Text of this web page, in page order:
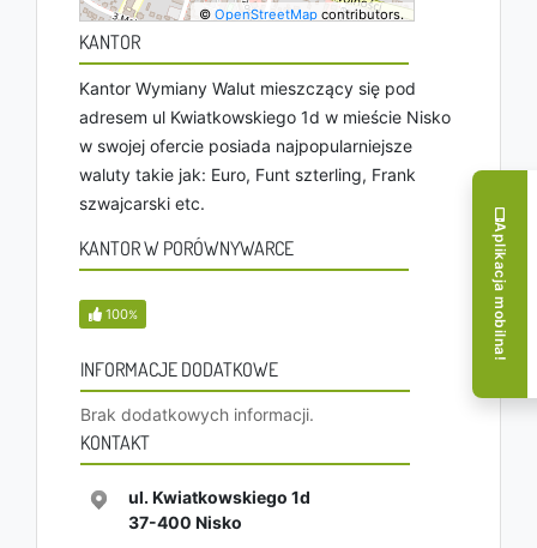
©OpenStreetMap contributors.
KANTOR
Kantor Wymiany Walut mieszczący się pod
adresem ul Kwiatkowskiego 1d w mieście Nisko
w swojej ofercie posiada najpopularniejsze
waluty takie jak: Euro, Funt szterling, Frank
szwajcarski etc.
KANTOR W PORÓWNYWARCE
100%
INFORMACJE DODATKOWE
Brak dodatkowych informacji.
KONTAKT
ul. Kwiatkowskiego 1d
37-400 Nisko
Aplikacja mobilna!